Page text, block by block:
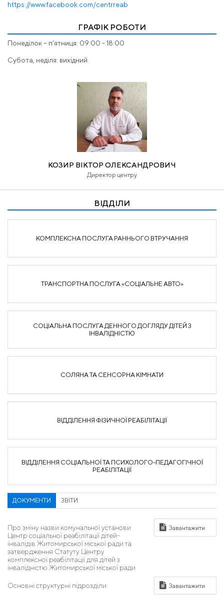
https://www.facebook.com/centrreab
ГРАФІК РОБОТИ
Понеділок – п’ятниця: 09:00 - 18:00
Субота, неділя: вихідний.
КОЗИР ВІКТОР ОЛЕКСАНДРОВИЧ
Директор центру
ВІДДІЛИ
КОМПЛЕКСНА ПОСЛУГА РАННЬОГО ВТРУЧАННЯ
ТРАНСПОРТНА ПОСЛУГА «СОЦІАЛЬНЕ АВТО»
СОЦІАЛЬНА ПОСЛУГА ДЕННОГО ДОГЛЯДУ ДІТЕЙ З
ІНВАЛІДНІСТЮ
СОЛЯНА ТА СЕНСОРНА КІМНАТИ
ВІДДІЛЕННЯ ФІЗИЧНОЇ РЕАБІЛІТАЦІЇ
ВІДДІЛЕННЯ СОЦІАЛЬНОЇ ТА ПСИХОЛОГО-ПЕДАГОГІЧНОЇ
РЕАБІЛІТАЦІЇ
ДОКУМЕНТИ ЗВІТИ
Про зміну назви комунальної установи
Центр соціальної реабілітації дітей-
інвалідів Житомирської міської ради та
затвердження Статуту Центру
комплексної реабілітації для дітей з
інвалідністю Житомирської міської ради
Основні структурні підрозділи